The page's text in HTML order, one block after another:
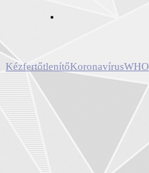
KézfertőtlenítőKoronavírusWHO